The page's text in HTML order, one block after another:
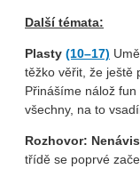
Další témata:
Plasty (10–17)
těžko věřit, že ještě
Přinášíme nálož
všechny, na to
Rozhovor:
třídě se poprvé